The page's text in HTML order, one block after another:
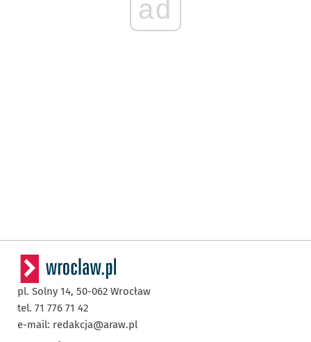
ad
pl. Solny 14, 50-062 Wrocław
tel. 71 776 71 42
e-mail: redakcja@araw.pl